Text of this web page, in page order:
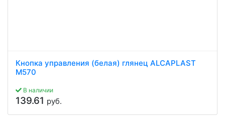
Кнопка управления (белая) глянец ALCAPLAST
М570
В наличии
139.61 руб.